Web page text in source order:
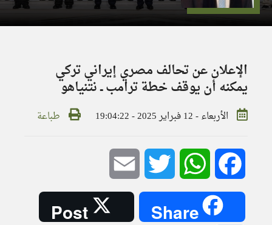
الإعلان عن تحالف مصري إيراني تركي
يمكنه أن يوقف خطة ترامب ــ نتنياهو
الأربعاء - 12 فبراير 2025 - 19:04:22 طباعة
Facebook
WhatsApp
Twitter
Share
Post